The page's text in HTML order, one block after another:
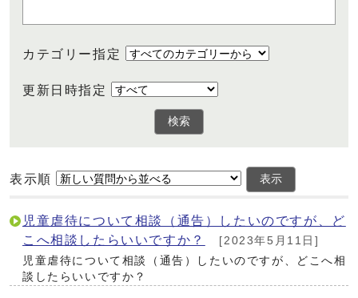
カテゴリー指定
更新日時指定
検索
表示順 表示
児童虐待について相談（通告）したいのですが、ど
こへ相談したらいいですか？
[2023年5月11日]
児童虐待について相談（通告）したいのですが、どこへ相
談したらいいですか？